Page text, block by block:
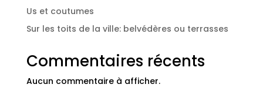
Us et coutumes
Sur les toits de la ville: belvédères ou terrasses
Commentaires récents
Aucun commentaire à afficher.